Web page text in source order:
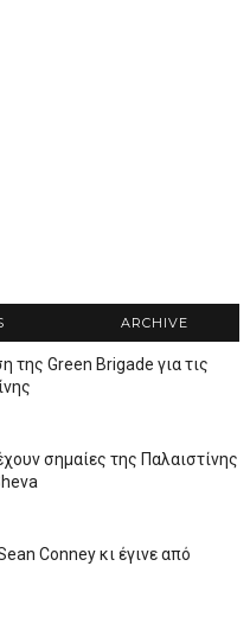
ARCHIVE
της Green Brigade για τις
σημαίες της Παλαιστίνης
Conney κι έγινε από